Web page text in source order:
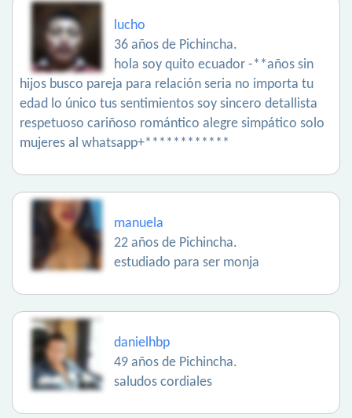
lucho
36 años de Pichincha.
hola soy quito ecuador -**años sin
hijos busco pareja para relación seria no importa tu
edad lo único tus sentimientos soy sincero detallista
respetuoso cariñoso romántico alegre simpático solo
mujeres al whatsapp+************
manuela
22 años de Pichincha.
estudiado para ser monja
danielhbp
49 años de Pichincha.
saludos cordiales